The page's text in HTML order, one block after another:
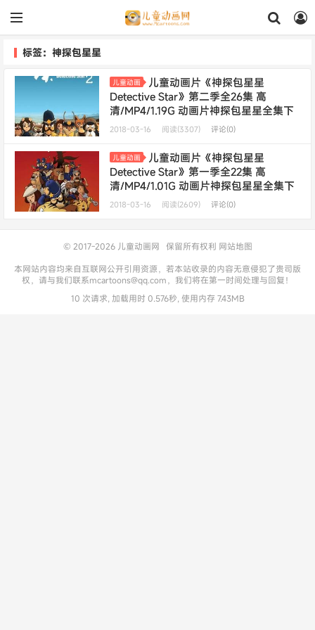
标签：神探包星星
儿童动画
儿童动画片《神探包星星
Detective Star》第二季全26集 高
清/MP4/1.19G 动画片神探包星星全集下
载
2018-03-16 阅读(3307) 评论(0)
儿童动画
儿童动画片《神探包星星
Detective Star》第一季全22集 高
清/MP4/1.01G 动画片神探包星星全集下
载
2018-03-16 阅读(2609) 评论(0)
© 2017-2026 儿童动画网 保留所有权利 网站地图
本网站内容均来自互联网公开引用资源，若本站收录的内容无意侵犯了贵司版
权，请与我们联系mcartoons@qq.com，我们将在第一时间处理与回复！
10 次请求, 加载用时 0.576秒, 使用内存 7.43MB